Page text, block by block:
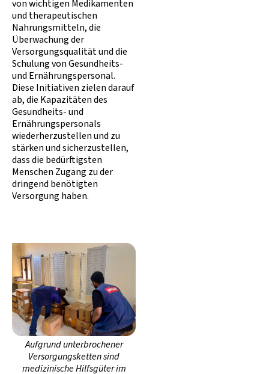
von wichtigen Medikamenten
und therapeutischen
Nahrungsmitteln, die
Überwachung der
Versorgungsqualität und die
Schulung von Gesundheits-
und Ernährungspersonal.
Diese Initiativen zielen darauf
ab, die Kapazitäten des
Gesundheits- und
Ernährungspersonals
wiederherzustellen und zu
stärken und sicherzustellen,
dass die bedürftigsten
Menschen Zugang zu der
dringend benötigten
Versorgung haben.
Aufgrund unterbrochener
Versorgungsketten sind
medizinische Hilfsgüter im